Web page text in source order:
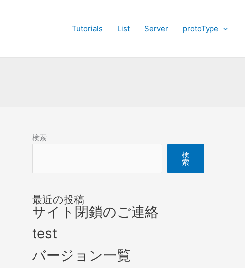
Tutorials List Server protoType
検索
検
索
最近の投稿
サイト閉鎖のご連絡
test
バージョン一覧